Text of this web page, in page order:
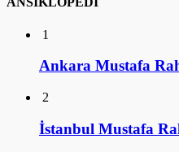
1
Ankara Mustafa
2
İstanbul Mustafa